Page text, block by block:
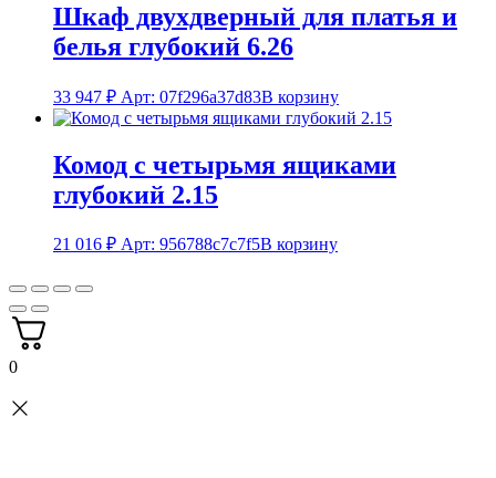
Шкаф двухдверный для платья и
белья глубокий 6.26
33 947 ₽ Арт: 07f296a37d83В корзину
Комод с четырьмя ящиками
глубокий 2.15
21 016 ₽ Арт: 956788c7c7f5В корзину
0